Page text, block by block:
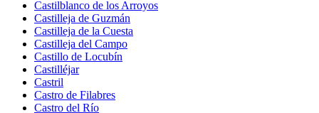
Castilblanco de los Arroyos
Castilleja de Guzmán
Castilleja de la Cuesta
Castilleja del Campo
Castillo de Locubín
Castilléjar
Castril
Castro de Filabres
Castro del Río